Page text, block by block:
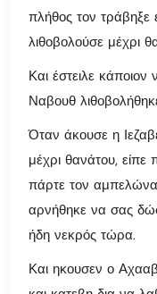
πλήθος τον τράβηξε
λιθοβολούσε μέχρι
Και έστειλε κάποιον
Ναβουθ
Όταν άκουσε η
μέχρι θανάτου, είπε
πάρτε τον αμπελώνα
αρνήθηκε να σας
ήδη νεκρός τώρα.
Και ηκουσεν ο